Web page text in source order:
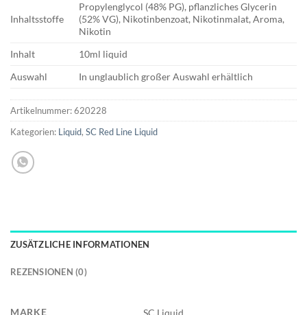
Inhaltsstoffe
Propylenglycol (48% PG), pflanzliches Glycerin
(52% VG), Nikotinbenzoat, Nikotinmalat, Aroma,
Nikotin
Inhalt
10ml liquid
Auswahl
In unglaublich großer Auswahl erhältlich
Artikelnummer:620228
Kategorien: Liquid, SC Red Line Liquid
ZUSÄTZLICHE INFORMATIONEN
REZENSIONEN (0)
MARKE SC Liquid